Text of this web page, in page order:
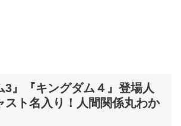
3』『キングダム４』登場人
スト名入り！人間関係丸わか